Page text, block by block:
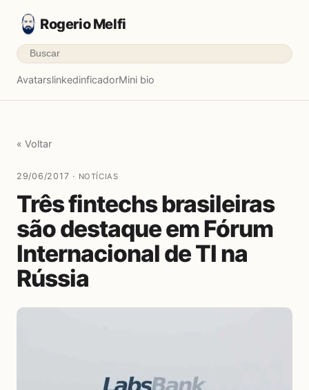
Rogerio Melfi
AvatarslinkedinficadorMini bio
« Voltar
29/06/2017 · NOTÍCIAS
Três fintechs brasileiras
são destaque em Fórum
Internacional de TI na
Rússia